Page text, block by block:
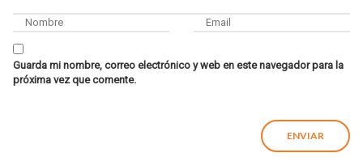
Guarda mi nombre, correo electrónico y web en este navegador para la
próxima vez que comente.